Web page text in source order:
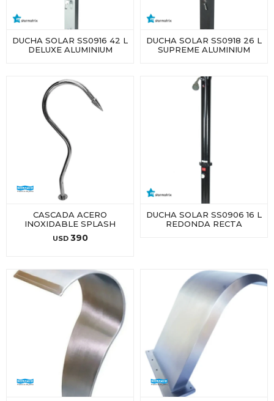
DUCHA SOLAR SS0916 42 L
DELUXE ALUMINIUM
DUCHA SOLAR SS0918 26 L
SUPREME ALUMINIUM
CASCADA ACERO
INOXIDABLE SPLASH
USD 390
DUCHA SOLAR SS0906 16 L
REDONDA RECTA